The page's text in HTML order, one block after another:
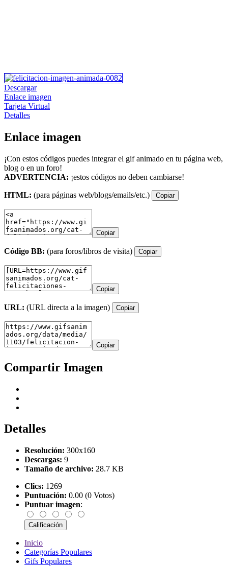
Descargar
Enlace imagen
Tarjeta Virtual
Detalles
Enlace imagen
¡Con estos códigos puedes integrar el gif animado en tu página web,
blog o en un foro!
ADVERTENCIA: ¡estos códigos no deben cambiarse!
HTML: (para páginas web/blogs/emails/etc.) Copiar
Copiar
Código BB: (para foros/libros de visita) Copiar
Copiar
URL: (URL directa a la imagen) Copiar
Copiar
Compartir Imagen
Detalles
Resolución: 300x160
Descargas: 9
Tamaño de archivo: 28.7 KB
Clics: 1269
Puntuación: 0.00 (0 Votos)
Puntuar imagen:
Inicio
Categorías Populares
Gifs Populares